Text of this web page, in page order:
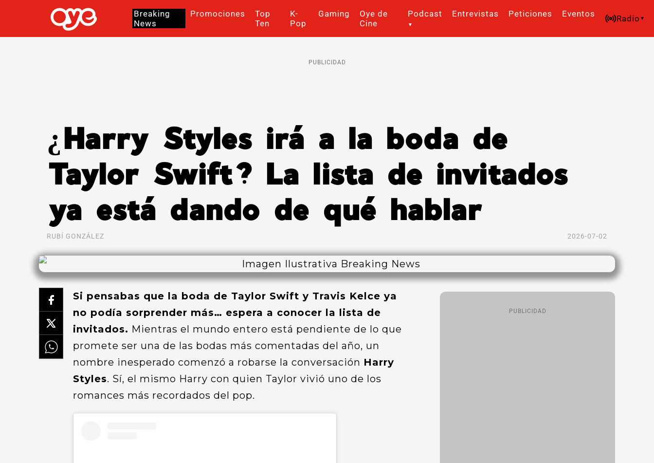
Breaking
News
Promociones
Top
Ten
K-
Pop
Gaming
Oye de
Cine
Podcast Entrevistas Peticiones Eventos Radio
PUBLICIDAD
¿Harry Styles irá a la boda de
Taylor Swift? La lista de invitados
ya está dando de qué hablar
RUBÍ GONZÁLEZ 2026-07-02
Si pensabas que la boda de Taylor Swift y Travis Kelce ya
no podía sorprender más… espera a conocer la lista de
invitados. Mientras el mundo entero está pendiente de lo que
promete ser una de las bodas más comentadas del año, un
nombre inesperado comenzó a robarse la conversación Harry
Styles. Sí, el mismo Harry con quien Taylor vivió uno de los
romances más recordados del pop.
PUBLICIDAD